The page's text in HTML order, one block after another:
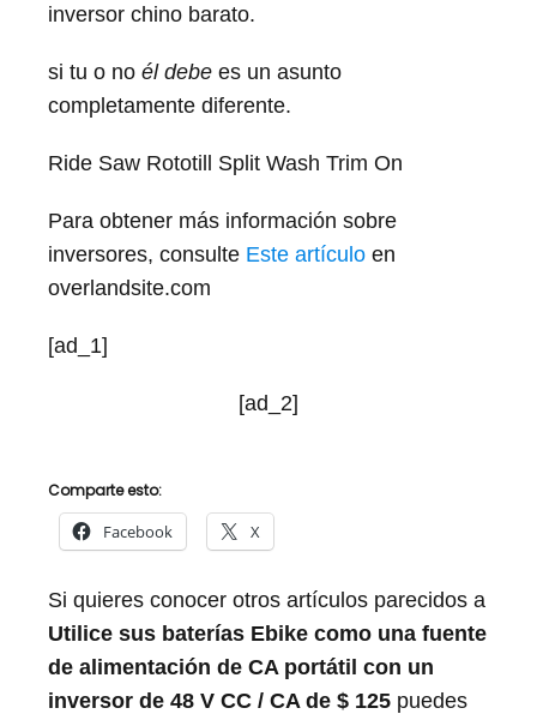
inversor chino barato.
si tu o no él debe es un asunto
completamente diferente.
Ride Saw Rototill Split Wash Trim On
Para obtener más información sobre
inversores, consulte Este artículo en
overlandsite.com
[ad_1]
[ad_2]
Comparte esto:
Facebook X
Si quieres conocer otros artículos parecidos a
Utilice sus baterías Ebike como una fuente
de alimentación de CA portátil con un
inversor de 48 V CC / CA de $ 125 puedes